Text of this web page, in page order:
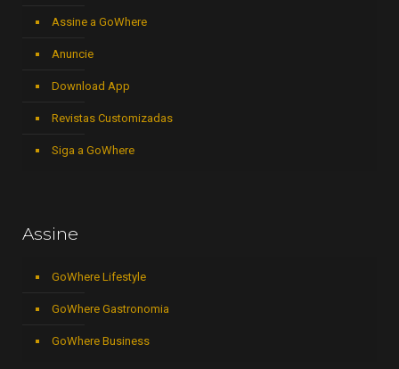
Assine a GoWhere
Anuncie
Download App
Revistas Customizadas
Siga a GoWhere
Assine
GoWhere Lifestyle
GoWhere Gastronomia
GoWhere Business